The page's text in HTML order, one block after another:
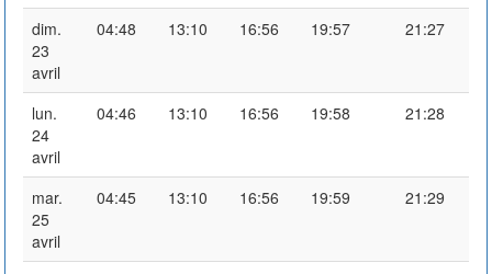
dim.
23
avril
04:48 13:10 16:56 19:57 21:27
lun.
24
avril
04:46 13:10 16:56 19:58 21:28
mar.
25
avril
04:45 13:10 16:56 19:59 21:29